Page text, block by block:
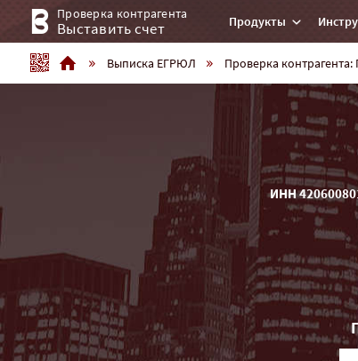
Проверка контрагента
Выставить счет Продукты
Выписка ЕГРЮЛ Проверка
ИНН